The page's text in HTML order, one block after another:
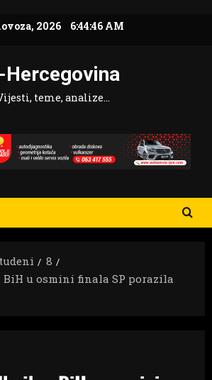
2026 6:44:47 AM
Hercegovina
teme, analize…
8
BiH u osmini finala SP porazila